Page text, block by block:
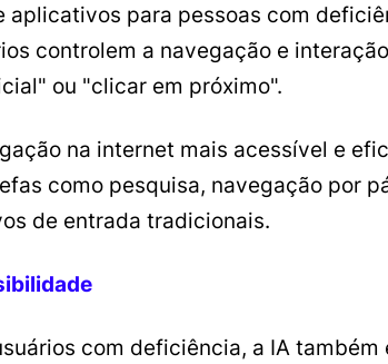
para pessoas com
controlem a navegação e
ou "clicar em próximo".
na internet mais acessível e
como pesquisa, navegação por
de entrada tradicionais.
com deficiência, a IA